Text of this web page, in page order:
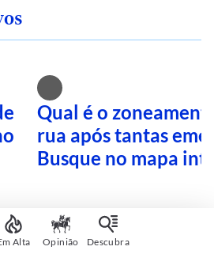
Qual é o
rua após tantas
Busque no mapa
APÓS A PUBLICIDADE
Alta Opinião Descubra